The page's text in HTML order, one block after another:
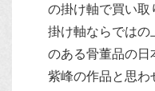
の掛け軸で買い取
掛け軸ならではの
のある骨董品の日
紫峰の作品と思わ